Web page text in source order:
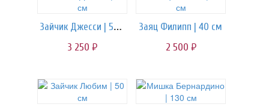
Зайчик Джесси | 55 см
3 250 руб.
Заяц Филипп | 40 см
2 500 руб.